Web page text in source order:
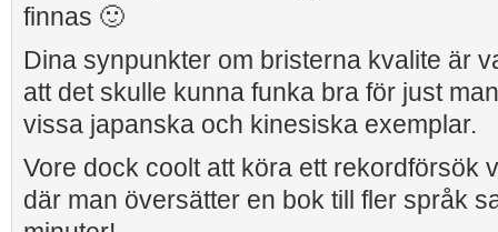
finnas 🙂
Dina synpunkter om bristerna kvalite är
att det skulle kunna funka bra för just
vissa japanska och kinesiska exemplar.
Vore dock coolt att köra ett rekordförsök
där man översätter en bok till fler språk